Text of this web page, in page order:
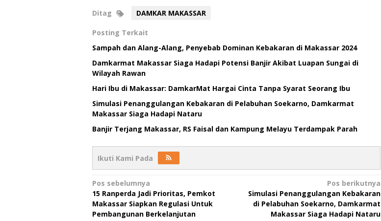
Ditag DAMKAR MAKASSAR
Posting Terkait
Sampah dan Alang-Alang, Penyebab Dominan Kebakaran di Makassar 2024
Damkarmat Makassar Siaga Hadapi Potensi Banjir Akibat Luapan Sungai di
Wilayah Rawan
Hari Ibu di Makassar: DamkarMat Hargai Cinta Tanpa Syarat Seorang Ibu
Simulasi Penanggulangan Kebakaran di Pelabuhan Soekarno, Damkarmat
Makassar Siaga Hadapi Nataru
Banjir Terjang Makassar, RS Faisal dan Kampung Melayu Terdampak Parah
Ikuti Kami Pada
Navigasi
pos
Pos sebelumnya
15 Ranperda Jadi Prioritas, Pemkot
Makassar Siapkan Regulasi Untuk
Pembangunan Berkelanjutan
Pos berikutnya
Simulasi Penanggulangan Kebakaran
di Pelabuhan Soekarno, Damkarmat
Makassar Siaga Hadapi Nataru